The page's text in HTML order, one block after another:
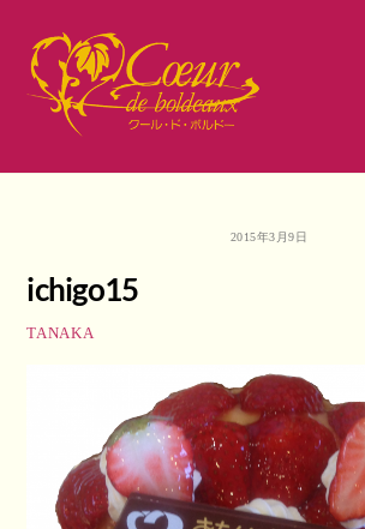
content
2015年3月9日
ichigo15
TANAKA